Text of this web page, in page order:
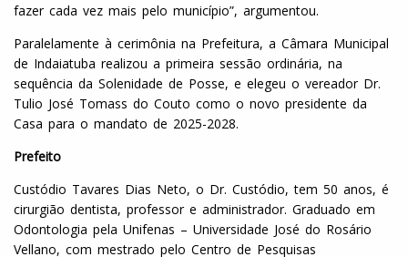
fazer cada vez mais pelo município”, argumentou.
Paralelamente à cerimônia na Prefeitura, a Câmara Municipal
de Indaiatuba realizou a primeira sessão ordinária, na
sequência da Solenidade de Posse, e elegeu o vereador Dr.
Tulio José Tomass do Couto como o novo presidente da
Casa para o mandato de 2025-2028.
Prefeito
Custódio Tavares Dias Neto, o Dr. Custódio, tem 50 anos, é
cirurgião dentista, professor e administrador. Graduado em
Odontologia pela Unifenas – Universidade José do Rosário
Vellano, com mestrado pelo Centro de Pesquisas